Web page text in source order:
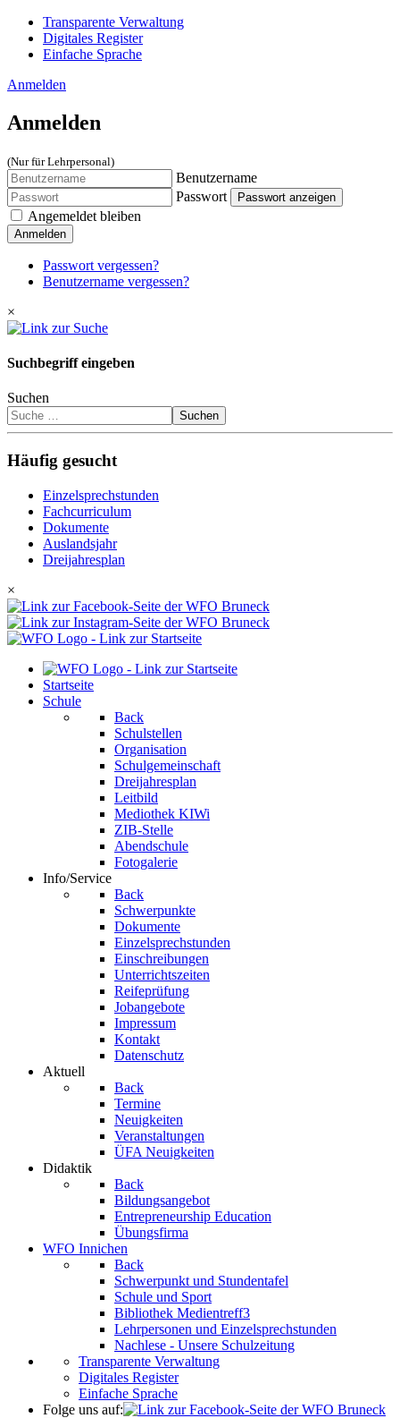
Transparente Verwaltung
Digitales Register
Einfache Sprache
Anmelden
Anmelden
(Nur für Lehrpersonal)
Benutzername
Passwort
Passwort anzeigen
Angemeldet bleiben
Anmelden
Passwort vergessen?
Benutzername vergessen?
×
Suchbegriff eingeben
Suchen
Suchen
Häufig gesucht
Einzelsprechstunden
Fachcurriculum
Dokumente
Auslandsjahr
Dreijahresplan
×
Startseite
Schule
Back
Schulstellen
Organisation
Schulgemeinschaft
Dreijahresplan
Leitbild
Mediothek KIWi
ZIB-Stelle
Abendschule
Fotogalerie
Info/Service
Back
Schwerpunkte
Dokumente
Einzelsprechstunden
Einschreibungen
Unterrichtszeiten
Reifeprüfung
Jobangebote
Impressum
Kontakt
Datenschutz
Aktuell
Back
Termine
Neuigkeiten
Veranstaltungen
ÜFA Neuigkeiten
Didaktik
Back
Bildungsangebot
Entrepreneurship Education
Übungsfirma
WFO Innichen
Back
Schwerpunkt und Stundentafel
Schule und Sport
Bibliothek Medientreff3
Lehrpersonen und Einzelsprechstunden
Nachlese - Unsere Schulzeitung
Transparente Verwaltung
Digitales Register
Einfache Sprache
Folge uns auf: